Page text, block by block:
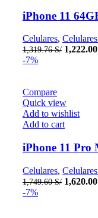
iPhone 11
Celulares,
1,319.76S/ Original
1,222.00
-7%
Compare
Quick view
Add to wishlist
Add to cart
iPhone 11 Pro
Celulares,
1,749.60S/ Original
1,620.00
-7%